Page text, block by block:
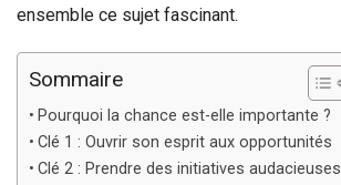
ensemble ce sujet fascinant.
Sommaire
Pourquoi la chance est-elle importante ?
Clé 1 : Ouvrir son esprit aux opportunités
Clé 2 : Prendre des initiatives audacieuses